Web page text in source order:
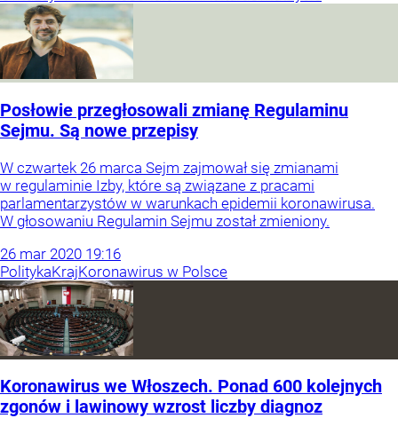
Posłowie przegłosowali zmianę Regulaminu
Sejmu. Są nowe przepisy
W czwartek 26 marca Sejm zajmował się zmianami
w regulaminie Izby, które są związane z pracami
parlamentarzystów w warunkach epidemii koronawirusa.
W głosowaniu Regulamin Sejmu został zmieniony.
26 mar 2020 19:16
PolitykaKrajKoronawirus w Polsce
Koronawirus we Włoszech. Ponad 600 kolejnych
zgonów i lawinowy wzrost liczby diagnoz